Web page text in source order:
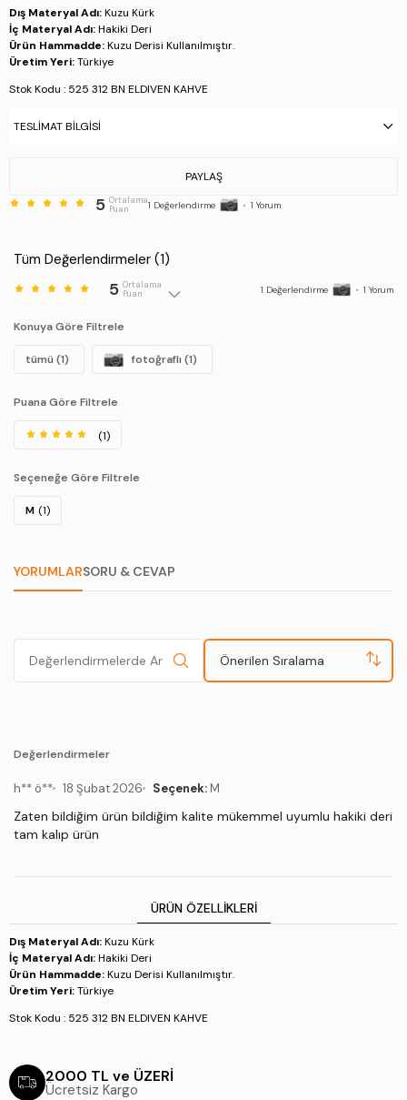
Dış Materyal Adı:Kuzu Kürk
İç Materyal Adı:Hakiki Deri
Ürün Hammadde:Kuzu Derisi Kullanılmıştır.
Üretim Yeri:Türkiye
Stok Kodu : 525 312 BN ELDIVEN KAHVE
TESLIMAT BILGISI
PAYLAŞ
5 Ortalama
Puan
1 Değerlendirme • 1 Yorum
Tüm Değerlendirmeler (1)
5 Ortalama
Puan
1 Değerlendirme • 1 Yorum
Konuya Göre Filtrele
tümü (1) fotoğraflı (1)
Puana Göre Filtrele
(1)
Seçeneğe Göre Filtrele
M (1)
YORUMLARSORU & CEVAP
Önerilen Sıralama
Değerlendirmeler
h** ö** 18 Şubat 2026 Seçenek:M
Zaten bildiğim ürün bildiğim kalite mükemmel uyumlu hakiki deri
tam kalıp ürün
ÜRÜN ÖZELLIKLERI
Dış Materyal Adı:Kuzu Kürk
İç Materyal Adı:Hakiki Deri
Ürün Hammadde:Kuzu Derisi Kullanılmıştır.
Üretim Yeri:Türkiye
Stok Kodu : 525 312 BN ELDIVEN KAHVE
2000 TL ve ÜZERİ
Ücretsiz Kargo